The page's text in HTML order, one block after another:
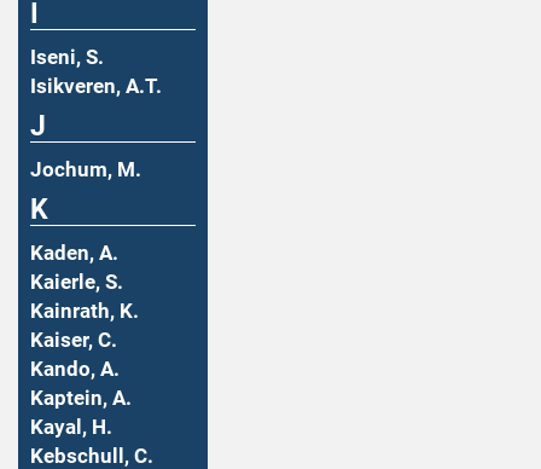
Iseni, S.
Isikveren, A.T.
J
Jochum, M.
K
Kaden, A.
Kaierle, S.
Kainrath, K.
Kaiser, C.
Kando, A.
Kaptein, A.
Kayal, H.
Kebschull, C.